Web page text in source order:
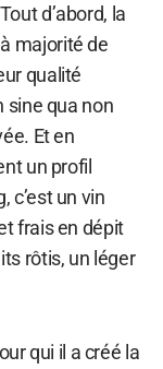
d’abord, la
majorité de
qualité
sine qua non
Et en
un profil
c’est un vin
frais en dépit
rôtis, un léger
qui il a créé la